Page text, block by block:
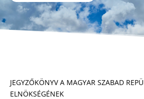
JEGYZŐKÖNYV A MAGYAR SZABAD
ELNÖKSÉGÉNEK